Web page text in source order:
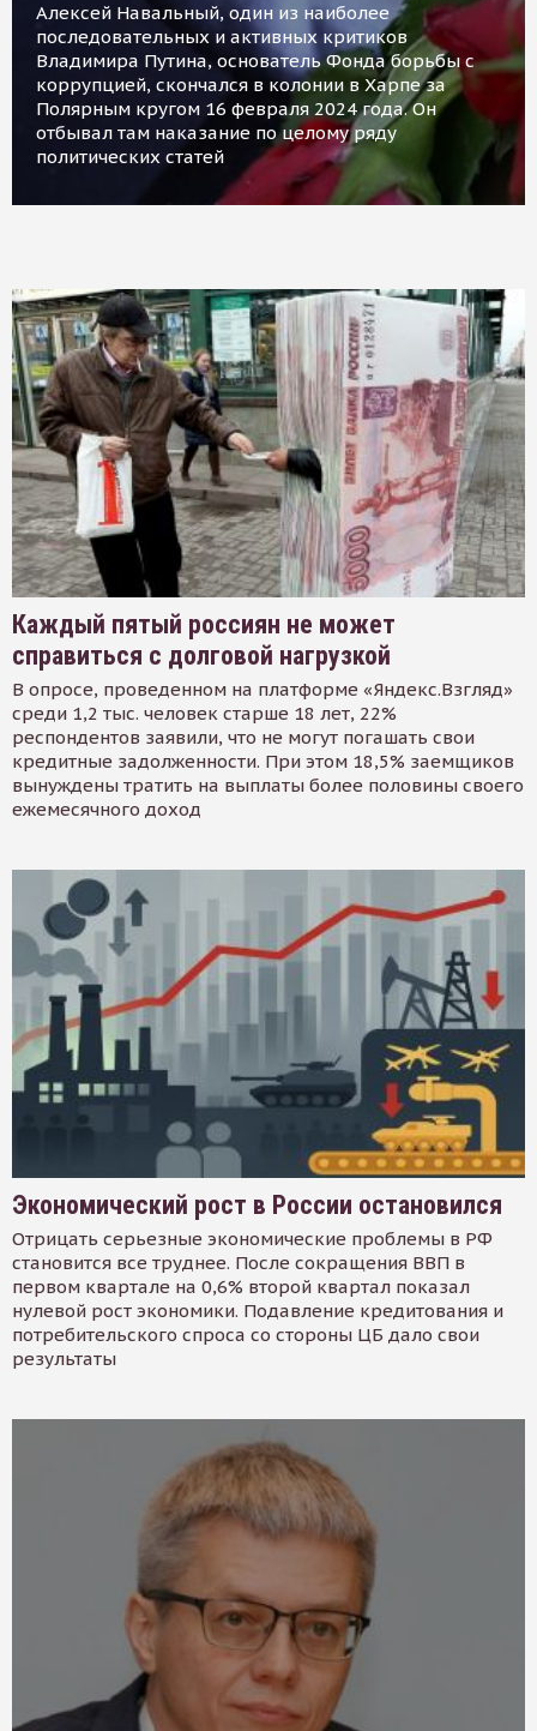
Алексей Навальный, один из наиболее
последовательных и активных критиков
Владимира Путина, основатель Фонда борьбы с
коррупцией, скончался в колонии в Харпе за
Полярным кругом 16 февраля 2024 года. Он
отбывал там наказание по целому ряду
политических статей
Каждый пятый россиян не может
справиться с долговой нагрузкой
В опросе, проведенном на платформе «Яндекс.Взгляд»
среди 1,2 тыс. человек старше 18 лет, 22%
респондентов заявили, что не могут погашать свои
кредитные задолженности. При этом 18,5% заемщиков
вынуждены тратить на выплаты более половины своего
ежемесячного доход
Экономический рост в России остановился
Отрицать серьезные экономические проблемы в РФ
становится все труднее. После сокращения ВВП в
первом квартале на 0,6% второй квартал показал
нулевой рост экономики. Подавление кредитования и
потребительского спроса со стороны ЦБ дало свои
результаты